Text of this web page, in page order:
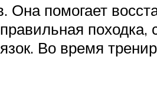
Она помогает
походка,
Во время